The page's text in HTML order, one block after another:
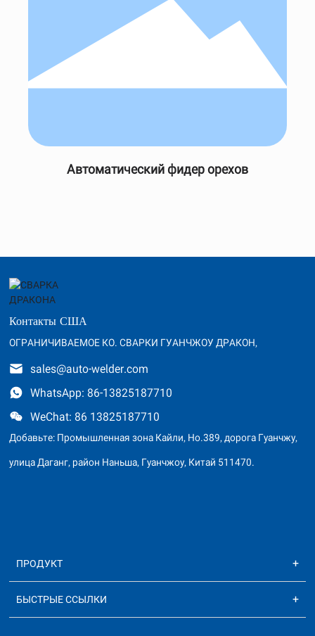
Автоматический фидер орехов
Контакты США
ОГРАНИЧИВАЕМОЕ КО. СВАРКИ ГУАНЧЖОУ ДРАКОН,
sales@auto-welder.com
WhatsApp: 86-13825187710
WeChat: 86 13825187710
Добавьте: Промышленная зона Кайли, Но.389, дорога Гуанчжу,
улица Даганг, район Наньша, Гуанчжоу, Китай 511470.
ПРОДУКТ
БЫСТРЫЕ ССЫЛКИ